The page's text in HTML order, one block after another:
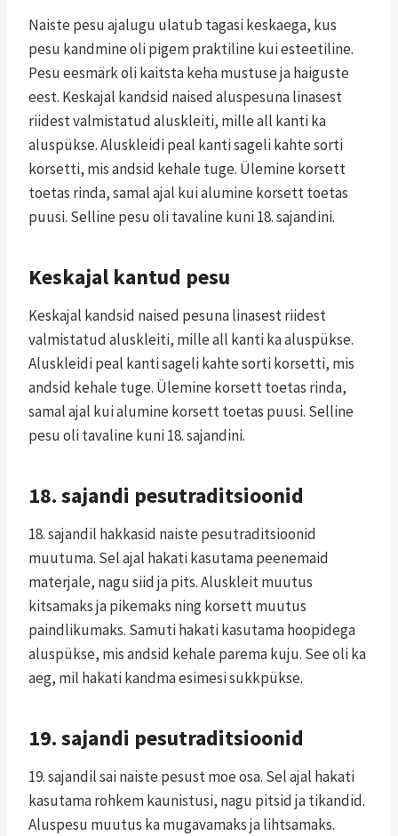
Naiste pesu ajalugu ulatub tagasi keskaega, kus
pesu kandmine oli pigem praktiline kui esteetiline.
Pesu eesmärk oli kaitsta keha mustuse ja haiguste
eest. Keskajal kandsid naised aluspesuna linasest
riidest valmistatud aluskleiti, mille all kanti ka
aluspükse. Aluskleidi peal kanti sageli kahte sorti
korsetti, mis andsid kehale tuge. Ülemine korsett
toetas rinda, samal ajal kui alumine korsett toetas
puusi. Selline pesu oli tavaline kuni 18. sajandini.
Keskajal kantud pesu
Keskajal kandsid naised pesuna linasest riidest
valmistatud aluskleiti, mille all kanti ka aluspükse.
Aluskleidi peal kanti sageli kahte sorti korsetti, mis
andsid kehale tuge. Ülemine korsett toetas rinda,
samal ajal kui alumine korsett toetas puusi. Selline
pesu oli tavaline kuni 18. sajandini.
18. sajandi pesutraditsioonid
18. sajandil hakkasid naiste pesutraditsioonid
muutuma. Sel ajal hakati kasutama peenemaid
materjale, nagu siid ja pits. Aluskleit muutus
kitsamaks ja pikemaks ning korsett muutus
paindlikumaks. Samuti hakati kasutama hoopidega
aluspükse, mis andsid kehale parema kuju. See oli ka
aeg, mil hakati kandma esimesi sukkpükse.
19. sajandi pesutraditsioonid
19. sajandil sai naiste pesust moe osa. Sel ajal hakati
kasutama rohkem kaunistusi, nagu pitsid ja tikandid.
Aluspesu muutus ka mugavamaks ja lihtsamaks.